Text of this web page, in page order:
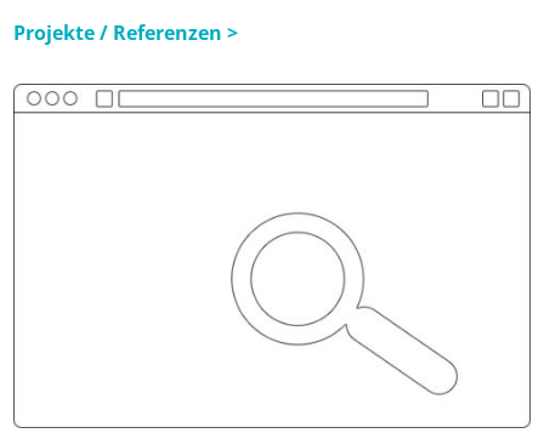
Projekte / Referenzen >